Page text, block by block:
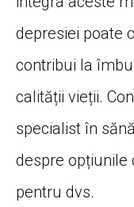
depresiei poate
contribui la
calității vieții.
specialist în
despre opțiunile
pentru dvs.